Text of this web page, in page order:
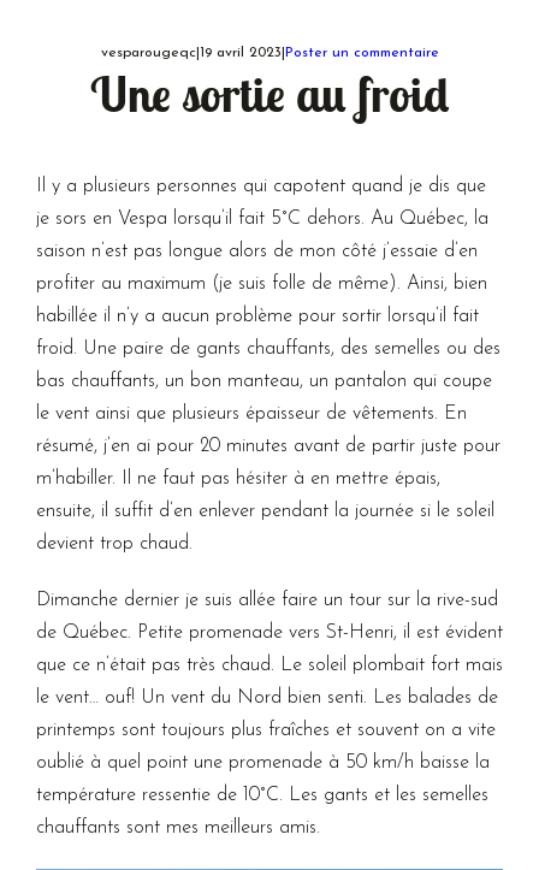
vesparougeqc| 19 avril 2023 Poster un commentaire
Une sortie au froid
Il y a plusieurs personnes qui capotent quand je dis que
je sors en Vespa lorsqu’il fait 5°C dehors. Au Québec, la
saison n’est pas longue alors de mon côté j’essaie d’en
profiter au maximum (je suis folle de même). Ainsi, bien
habillée il n’y a aucun problème pour sortir lorsqu’il fait
froid. Une paire de gants chauffants, des semelles ou des
bas chauffants, un bon manteau, un pantalon qui coupe
le vent ainsi que plusieurs épaisseur de vêtements. En
résumé, j’en ai pour 20 minutes avant de partir juste pour
m’habiller. Il ne faut pas hésiter à en mettre épais,
ensuite, il suffit d’en enlever pendant la journée si le soleil
devient trop chaud.
Dimanche dernier je suis allée faire un tour sur la rive-sud
de Québec. Petite promenade vers St-Henri, il est évident
que ce n’était pas très chaud. Le soleil plombait fort mais
le vent… ouf! Un vent du Nord bien senti. Les balades de
printemps sont toujours plus fraîches et souvent on a vite
oublié à quel point une promenade à 50 km/h baisse la
température ressentie de 10°C. Les gants et les semelles
chauffants sont mes meilleurs amis.